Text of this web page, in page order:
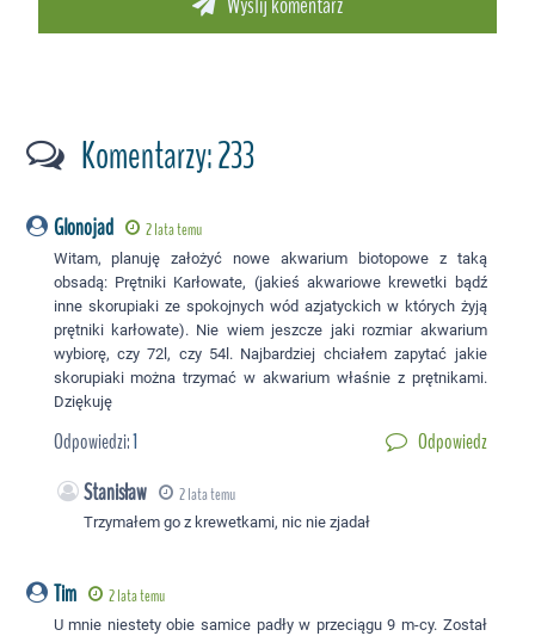
Komentarzy: 233
Glonojad 2 lata temu
Witam, planuję założyć nowe akwarium biotopowe z taką
obsadą: Prętniki Karłowate, (jakieś akwariowe krewetki bądź
inne skorupiaki ze spokojnych wód azjatyckich w których żyją
prętniki karłowate). Nie wiem jeszcze jaki rozmiar akwarium
wybiorę, czy 72l, czy 54l. Najbardziej chciałem zapytać jakie
skorupiaki można trzymać w akwarium właśnie z prętnikami.
Dziękuję
Odpowiedzi:1 Odpowiedz
Stanisław 2 lata temu
Trzymałem go z krewetkami, nic nie zjadał
Tim 2 lata temu
U mnie niestety obie samice padły w przeciągu 9 m-cy. Został